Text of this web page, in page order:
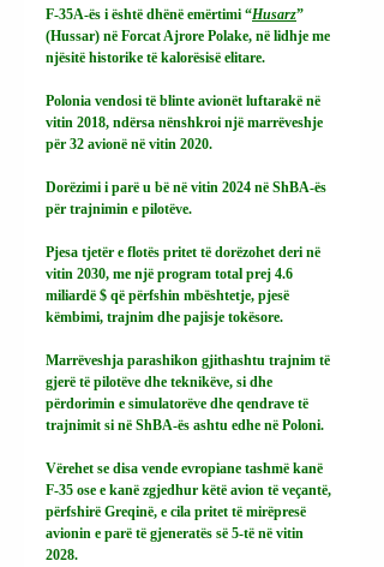
F-35A-ës i është dhënë emërtimi “Husarz”
(Hussar) në Forcat Ajrore Polake, në lidhje me
njësitë historike të kalorësisë elitare.
Polonia vendosi të blinte avionët luftarakë në
vitin 2018, ndërsa nënshkroi një marrëveshje
për 32 avionë në vitin 2020.
Dorëzimi i parë u bë në vitin 2024 në ShBA-ës
për trajnimin e pilotëve.
Pjesa tjetër e flotës pritet të dorëzohet deri në
vitin 2030, me një program total prej 4.6
miliardë $ që përfshin mbështetje, pjesë
këmbimi, trajnim dhe pajisje tokësore.
Marrëveshja parashikon gjithashtu trajnim të
gjerë të pilotëve dhe teknikëve, si dhe
përdorimin e simulatorëve dhe qendrave të
trajnimit si në ShBA-ës ashtu edhe në Poloni.
Vërehet se disa vende evropiane tashmë kanë
F-35 ose e kanë zgjedhur këtë avion të veçantë,
përfshirë Greqinë, e cila pritet të mirëpresë
avionin e parë të gjeneratës së 5-të në vitin
2028.